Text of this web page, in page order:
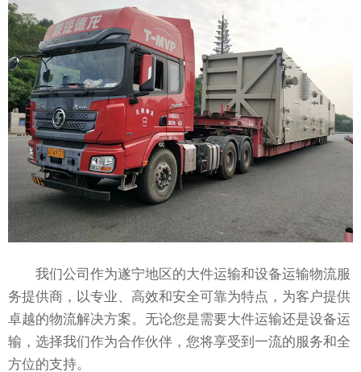
我们公司作为遂宁地区的大件运输和设备运输物流服
务提供商，以专业、高效和安全可靠为特点，为客户提供
卓越的物流解决方案。无论您是需要大件运输还是设备运
输，选择我们作为合作伙伴，您将享受到一流的服务和全
方位的支持。